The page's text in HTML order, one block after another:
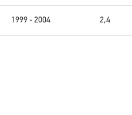
1999 - 2004 2,4